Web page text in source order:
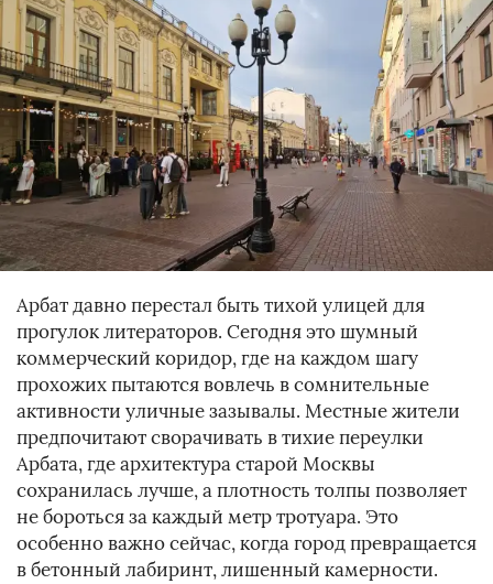
Арбат давно перестал быть тихой улицей для
прогулок литераторов. Сегодня это шумный
коммерческий коридор, где на каждом шагу
прохожих пытаются вовлечь в сомнительные
активности уличные зазывалы. Местные жители
предпочитают сворачивать в тихие переулки
Арбата, где архитектура старой Москвы
сохранилась лучше, а плотность толпы позволяет
не бороться за каждый метр тротуара. Это
особенно важно сейчас, когда город превращается
в бетонный лабиринт, лишенный камерности.